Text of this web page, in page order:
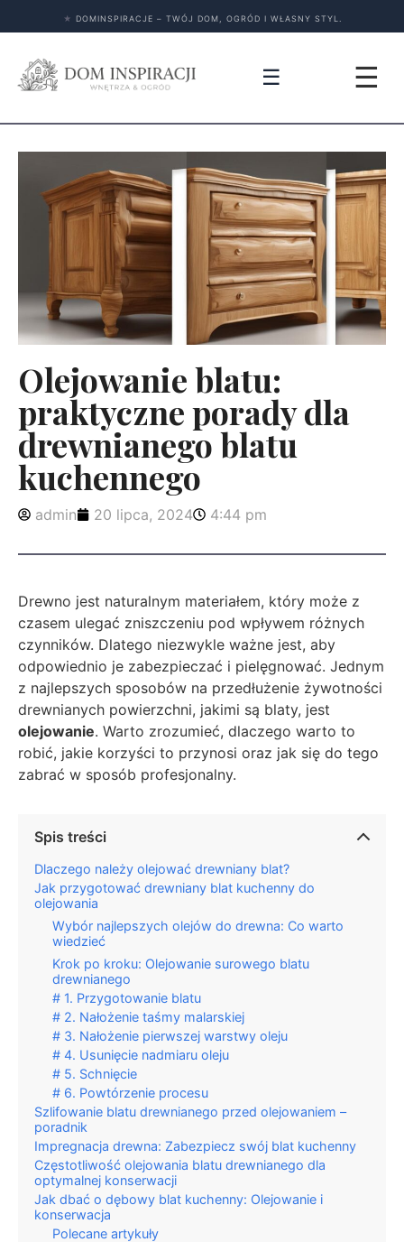
★ DOMINSPIRACJE – TWÓJ DOM, OGRÓD I WŁASNY STYL.
☰ ☰
Olejowanie blatu:
praktyczne porady dla
drewnianego blatu
kuchennego
admin 20 lipca, 2024 4:44 pm
Drewno jest naturalnym materiałem, który może z
czasem ulegać zniszczeniu pod wpływem różnych
czynników. Dlatego niezwykle ważne jest, aby
odpowiednio je zabezpieczać i pielęgnować. Jednym
z najlepszych sposobów na przedłużenie żywotności
drewnianych powierzchni, jakimi są blaty, jest
olejowanie. Warto zrozumieć, dlaczego warto to
robić, jakie korzyści to przynosi oraz jak się do tego
zabrać w sposób profesjonalny.
Spis treści
Dlaczego należy olejować drewniany blat?
Jak przygotować drewniany blat kuchenny do
olejowania
Wybór najlepszych olejów do drewna: Co warto
wiedzieć
Krok po kroku: Olejowanie surowego blatu
drewnianego
# 1. Przygotowanie blatu
# 2. Nałożenie taśmy malarskiej
# 3. Nałożenie pierwszej warstwy oleju
# 4. Usunięcie nadmiaru oleju
# 5. Schnięcie
# 6. Powtórzenie procesu
Szlifowanie blatu drewnianego przed olejowaniem –
poradnik
Impregnacja drewna: Zabezpiecz swój blat kuchenny
Częstotliwość olejowania blatu drewnianego dla
optymalnej konserwacji
Jak dbać o dębowy blat kuchenny: Olejowanie i
konserwacja
Polecane artykuły